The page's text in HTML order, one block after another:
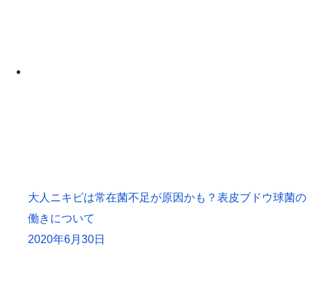
大人ニキビは常在菌不足が原因かも？表皮ブドウ球菌の
働きについて
2020年6月30日